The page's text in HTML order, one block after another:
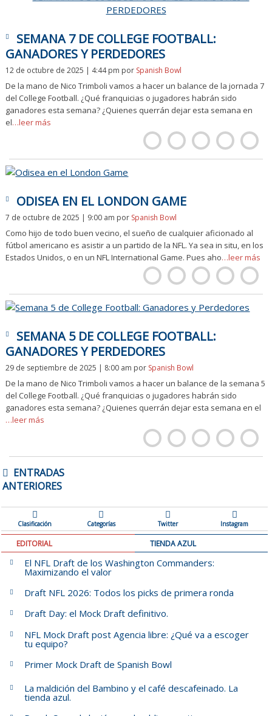
SEMANA 7 DE COLLEGE FOOTBALL:
GANADORES Y PERDEDORES
12 de octubre de 2025 | 4:44 pm por Spanish Bowl
De la mano de Nico Trimboli vamos a hacer un balance de la jornada 7
del College Football. ¿Qué franquicias o jugadores habrán sido
ganadores esta semana? ¿Quienes querrán dejar esta semana en
el…leer más
ODISEA EN EL LONDON GAME
7 de octubre de 2025 | 9:00 am por Spanish Bowl
Como hijo de todo buen vecino, el sueño de cualquier aficionado al
fútbol americano es asistir a un partido de la NFL. Ya sea in situ, en los
Estados Unidos, o en un NFL International Game. Pues aho…leer más
SEMANA 5 DE COLLEGE FOOTBALL:
GANADORES Y PERDEDORES
29 de septiembre de 2025 | 8:00 am por Spanish Bowl
De la mano de Nico Trimboli vamos a hacer un balance de la semana 5
del College Football. ¿Qué franquicias o jugadores habrán sido
ganadores esta semana? ¿Quienes querrán dejar esta semana en el
…leer más
NAVEGACIÓN
DE
ENTRADAS
ENTRADAS
ANTERIORES
Clasificación Categorías Twitter Instagram
EDITORIAL TIENDA AZUL
El NFL Draft de los Washington Commanders:
Maximizando el valor
Draft NFL 2026: Todos los picks de primera ronda
Draft Day: el Mock Draft definitivo.
NFL Mock Draft post Agencia libre: ¿Qué va a escoger
tu equipo?
Primer Mock Draft de Spanish Bowl
La maldición del Bambino y el café descafeinado. La
tienda azul.